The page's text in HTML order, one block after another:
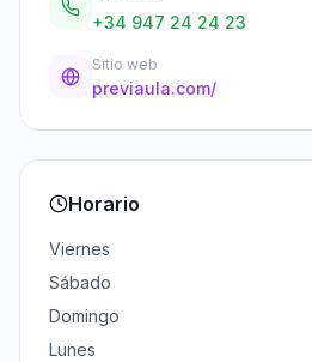
+34 947 24 24 23
Sitio web
previaula.com/
Horario
Viernes
Sábado
Domingo
Lunes